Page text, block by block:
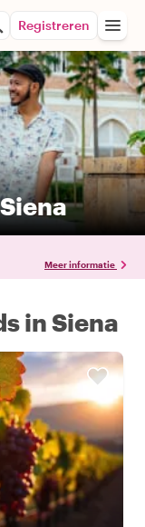
Registreren
Meer informatie
in Siena